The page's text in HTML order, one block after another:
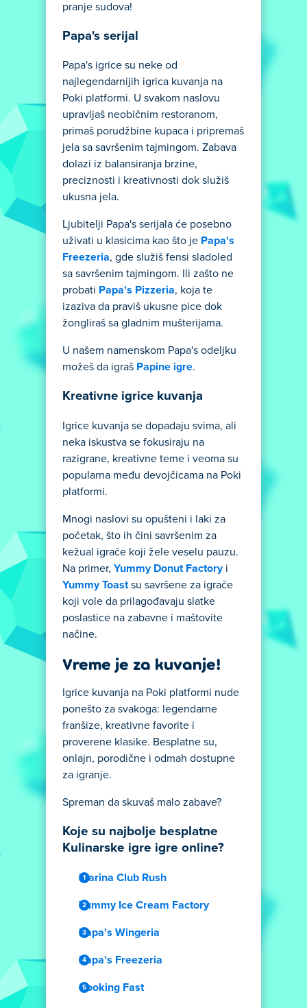
pranje sudova!
Papa's serijal
Papa's igrice su neke od
najlegendarnijih igrica kuvanja na
Poki platformi. U svakom naslovu
upravljaš neobičnim restoranom,
primaš porudžbine kupaca i pripremaš
jela sa savršenim tajmingom. Zabava
dolazi iz balansiranja brzine,
preciznosti i kreativnosti dok služiš
ukusna jela.
Ljubitelji Papa's serijala će posebno
uživati u klasicima kao što je Papa's
Freezeria, gde služiš fensi sladoled
sa savršenim tajmingom. Ili zašto ne
probati Papa's Pizzeria, koja te
izaziva da praviš ukusne pice dok
žongliraš sa gladnim mušterijama.
U našem namenskom Papa's odeljku
možeš da igraš Papine igre.
Kreativne igrice kuvanja
Igrice kuvanja se dopadaju svima, ali
neka iskustva se fokusiraju na
razigrane, kreativne teme i veoma su
popularna među devojčicama na Poki
platformi.
Mnogi naslovi su opušteni i laki za
početak, što ih čini savršenim za
kežual igrače koji žele veselu pauzu.
Na primer, Yummy Donut Factoryi
Yummy Toast su savršene za igrače
koji vole da prilagođavaju slatke
poslastice na zabavne i maštovite
načine.
Vreme je za kuvanje!
Igrice kuvanja na Poki platformi nude
ponešto za svakoga: legendarne
franšize, kreativne favorite i
proverene klasike. Besplatne su,
onlajn, porodične i odmah dostupne
za igranje.
Spreman da skuvaš malo zabave?
Koje su najbolje besplatne
Kulinarske igre igre online?
Marina Club Rush
Yummy Ice Cream Factory
Papa's Wingeria
Papa's Freezeria
Cooking Fast